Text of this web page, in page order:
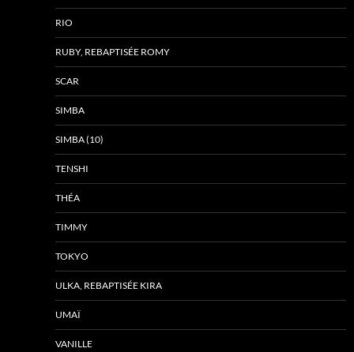
RIO
RUBY, REBAPTISÉE ROMY
SCAR
SIMBA
SIMBA (10)
TENSHI
THÉA
TIMMY
TOKYO
ULKA, REBAPTISÉE KIRA
UMAÏ
VANILLE